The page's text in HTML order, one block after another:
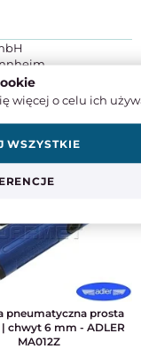
| chwyt 6 mm - ADLER
MA012Z
więcej o celu ich
WSZYSTKIE